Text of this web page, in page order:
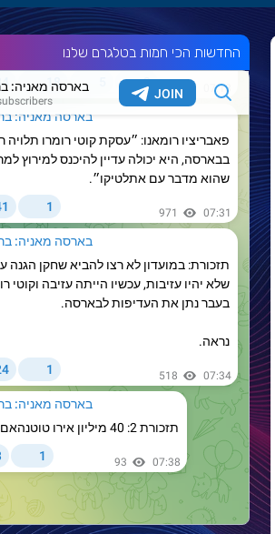
החדשות הכי חמות בטלגרם שלנו